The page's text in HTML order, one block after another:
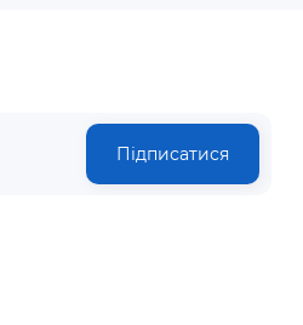
Підписатися